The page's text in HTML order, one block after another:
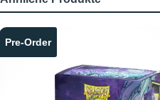
Produktgalerie überspringen
Pre-Order